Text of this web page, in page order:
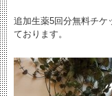
追加生薬5回分無料チケ
ております。